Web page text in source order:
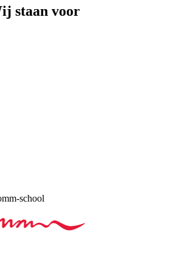
staan voor
school